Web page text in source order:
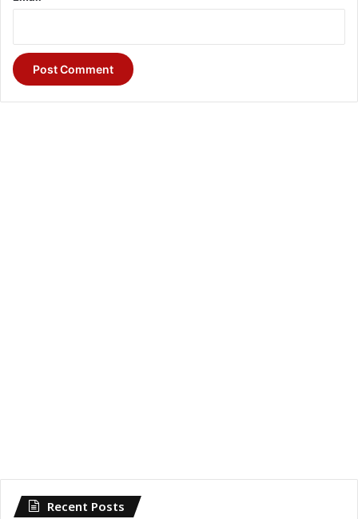
Recent Posts